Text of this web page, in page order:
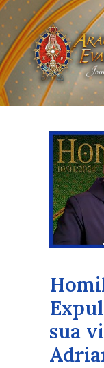
HOME
QUEM SOMOS
ARAUTOS
CURSOS ON-LINE
sua